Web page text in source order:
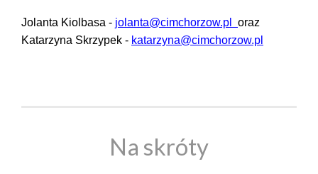
Jolanta Kiolbasa - jolanta@cimchorzow.pl
oraz
Katarzyna Skrzypek - katarzyna@cimchorzow.pl
Na skróty